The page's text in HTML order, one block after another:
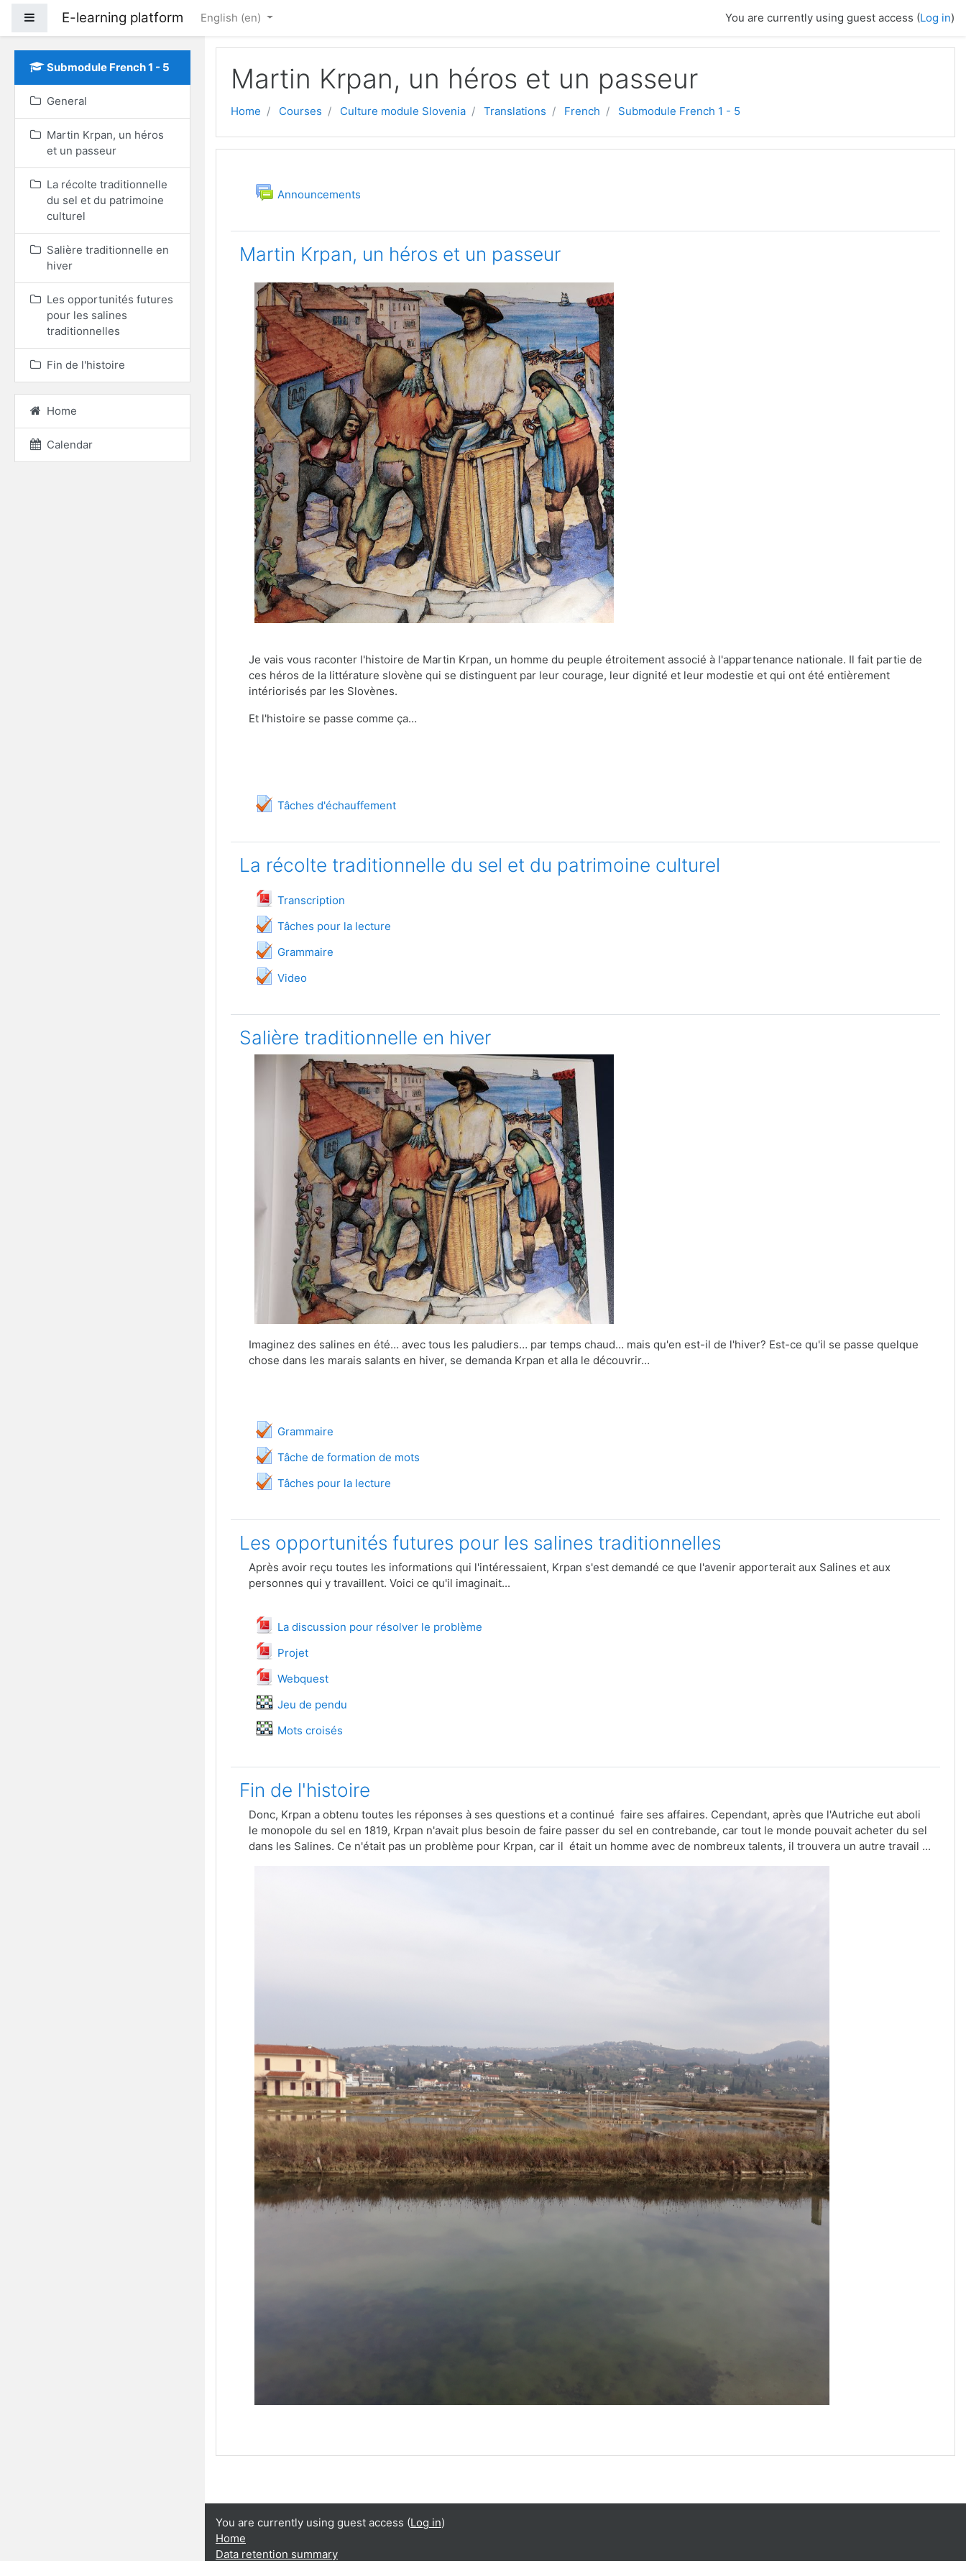
Side panel
E-learning platform English ‎(en)‎ You are currently using guest access (Log in)
Martin Krpan, un héros et un passeur
Home Courses Culture module Slovenia Translations French Submodule French 1 - 5
Topic outline
GeneralAnnouncements
Forum
Martin Krpan, un héros et un passeur
Je vais vous raconter l'histoire de Martin Krpan, un homme du peuple étroitement associé à l'appartenance nationale. Il fait partie de
ces héros de la littérature slovène qui se distinguent par leur courage, leur dignité et leur modestie et qui ont été entièrement
intériorisés par les Slovènes.
Et l'histoire se passe comme ça…
Tâches d'échauffement
Quiz
La récolte traditionnelle du sel et du patrimoine culturel
Transcription
File
Tâches pour la lecture
Quiz
Grammaire
Quiz
Video
Quiz
Salière traditionnelle en hiver
Imaginez des salines en été… avec tous les paludiers… par temps chaud… mais qu'en est-il de l'hiver? Est-ce qu'il se passe quelque
chose dans les marais salants en hiver, se demanda Krpan et alla le découvrir…
Grammaire
Quiz
Tâche de formation de mots
Quiz
Tâches pour la lecture
Quiz
Les opportunités futures pour les salines traditionnelles
Après avoir reçu toutes les informations qui l'intéressaient, Krpan s'est demandé ce que l'avenir apporterait aux Salines et aux
personnes qui y travaillent. Voici ce qu'il imaginait...
La discussion pour résolver le problème
File
Projet
File
Webquest
File
Jeu de pendu
Game
Mots croisés
Game
Fin de l'histoire
Donc, Krpan a obtenu toutes les réponses à ses questions et a continué faire ses affaires. Cependant, après que l'Autriche eut aboli
le monopole du sel en 1819, Krpan n'avait plus besoin de faire passer du sel en contrebande, car tout le monde pouvait acheter du sel
dans les Salines. Ce n'était pas un problème pour Krpan, car il était un homme avec de nombreux talents, il trouvera un autre travail ...
Submodule French 1 - 5
General
Martin Krpan, un héros
et un passeur
La récolte traditionnelle
du sel et du patrimoine
culturel
Salière traditionnelle en
hiver
Les opportunités futures
pour les salines
traditionnelles
Fin de l'histoire
Home
Calendar
You are currently using guest access (Log in)
Home
Data retention summary